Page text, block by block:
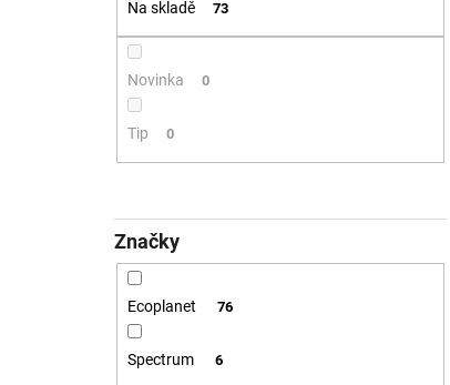
Na skladě 73
Novinka 0
Tip 0
Značky
Ecoplanet 76
Spectrum 6